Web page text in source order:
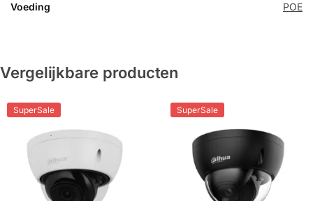
Voeding POE
Vergelijkbare producten
SuperSale SuperSale